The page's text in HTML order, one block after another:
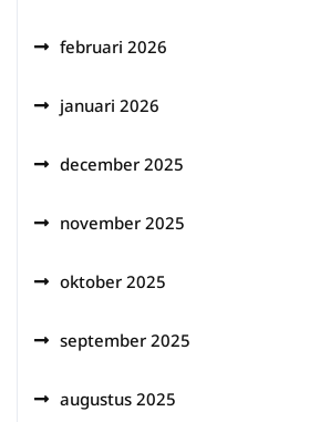
februari 2026
januari 2026
december 2025
november 2025
oktober 2025
september 2025
augustus 2025